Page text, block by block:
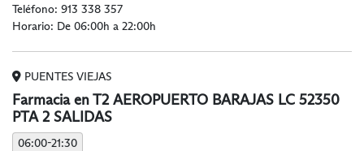
Teléfono: 913 338 357
Horario: De 06:00h a 22:00h
PUENTES VIEJAS
Farmacia en T2 AEROPUERTO BARAJAS LC 52350
PTA 2 SALIDAS
06:00-21:30